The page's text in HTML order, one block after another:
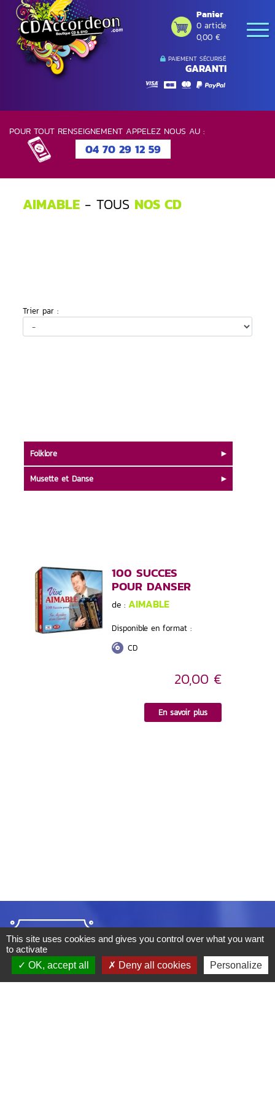
PAIEMENT SÉCURISÉ
GARANTI
Panier
0 article
0,00 €
POUR TOUT RENSEIGNEMENT APPELEZ NOUS AU :
04 70 29 12 59
AIMABLE - TOUS NOS CD
Trier par :
100 SUCCES
POUR DANSER
de : AIMABLE
Disponible en format :
CD
20,00 €
En savoir plus
Folklore
Musette et Danse
This site uses cookies and gives you control over what you want
to activate
OK, accept all
Deny all cookies Personalize